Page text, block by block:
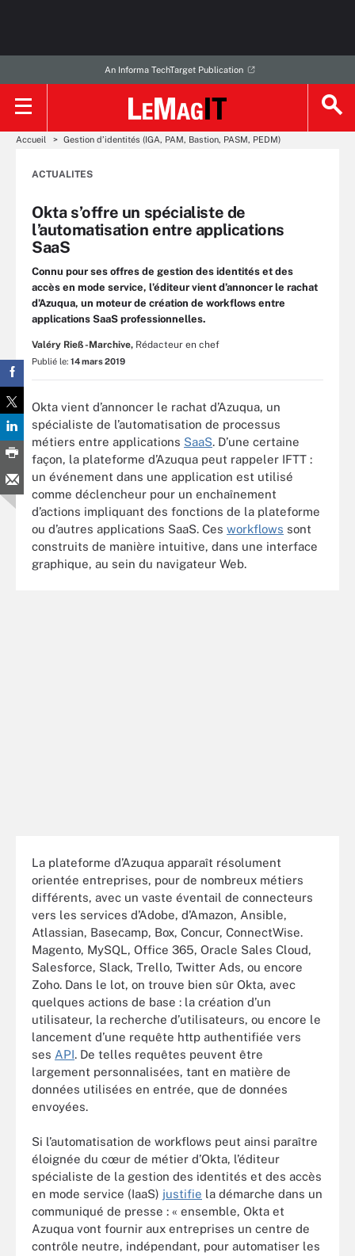
An Informa TechTarget Publication
Accueil Gestion d’identités (IGA, PAM, Bastion, PASM, PEDM)
ACTUALITES
Okta s’offre un spécialiste de
l’automatisation entre applications
SaaS
Connu pour ses offres de gestion des identités et des
accès en mode service, l’éditeur vient d’annoncer le rachat
d’Azuqua, un moteur de création de workflows entre
applications SaaS professionnelles.
Valéry Rieß-Marchive, Rédacteur en chef
Publié le: 14 mars 2019
Okta vient d’annoncer le rachat d’Azuqua, un
spécialiste de l’automatisation de processus
métiers entre applications SaaS. D’une certaine
façon, la plateforme d’Azuqua peut rappeler IFTT :
un événement dans une application est utilisé
comme déclencheur pour un enchaînement
d’actions impliquant des fonctions de la plateforme
ou d’autres applications SaaS. Ces workflows sont
construits de manière intuitive, dans une interface
graphique, au sein du navigateur Web.
La plateforme d’Azuqua apparaît résolument
orientée entreprises, pour de nombreux métiers
différents, avec un vaste éventail de connecteurs
vers les services d’Adobe, d’Amazon, Ansible,
Atlassian, Basecamp, Box, Concur, ConnectWise.
Magento, MySQL, Office 365, Oracle Sales Cloud,
Salesforce, Slack, Trello, Twitter Ads, ou encore
Zoho. Dans le lot, on trouve bien sûr Okta, avec
quelques actions de base : la création d’un
utilisateur, la recherche d’utilisateurs, ou encore le
lancement d’une requête http authentifiée vers
ses API. De telles requêtes peuvent être
largement personnalisées, tant en matière de
données utilisées en entrée, que de données
envoyées.
Si l’automatisation de workflows peut ainsi paraître
éloignée du cœur de métier d’Okta, l’éditeur
spécialiste de la gestion des identités et des accès
en mode service (IaaS) justifie la démarche dans un
communiqué de presse : « ensemble, Okta et
Azuqua vont fournir aux entreprises un centre de
contrôle neutre, indépendant, pour automatiser les